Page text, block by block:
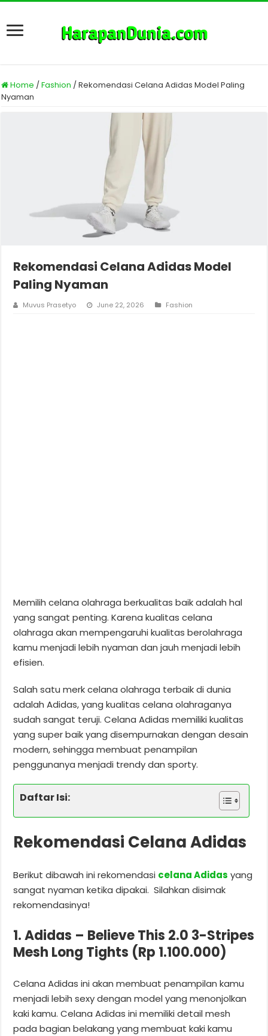
Home /Fashion /Rekomendasi Celana Adidas Model Paling
Nyaman
Rekomendasi Celana Adidas Model
Paling Nyaman
Muvus Prasetyo June 22, 2026 Fashion
Memilih celana olahraga berkualitas baik adalah hal
yang sangat penting. Karena kualitas celana
olahraga akan mempengaruhi kualitas berolahraga
kamu menjadi lebih nyaman dan jauh menjadi lebih
efisien.
Salah satu merk celana olahraga terbaik di dunia
adalah Adidas, yang kualitas celana olahraganya
sudah sangat teruji. Celana Adidas memiliki kualitas
yang super baik yang disempurnakan dengan desain
modern, sehingga membuat penampilan
penggunanya menjadi trendy dan sporty.
Daftar Isi:
Rekomendasi Celana Adidas
Berikut dibawah ini rekomendasi celana Adidas yang
sangat nyaman ketika dipakai. Silahkan disimak
rekomendasinya!
1. Adidas – Believe This 2.0 3-Stripes
Mesh Long Tights (Rp 1.100.000)
Celana Adidas ini akan membuat penampilan kamu
menjadi lebih sexy dengan model yang menonjolkan
kaki kamu. Celana Adidas ini memiliki detail mesh
pada bagian belakang yang membuat kaki kamu